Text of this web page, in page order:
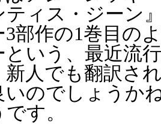
ティス・ジーン
3部作の1巻目の
という、最近流
新人でも翻訳さ
いのでしょうか
す。